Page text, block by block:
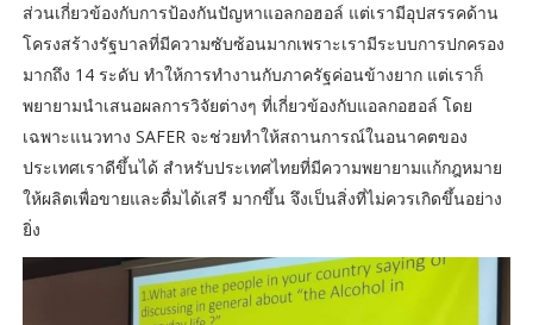
ส่วนเกี่ยวข้องกับการป้องกันปัญหาแอลกอฮอล์ แต่เรามีอุปสรรคด้าน
โครงสร้างรัฐบาลที่มีความซับซ้อนมากเพราะเรามีระบบการปกครอง
มากถึง 14 ระดับ ทำให้การทำงานกับภาครัฐค่อนข้างยาก แต่เราก็
พยายามนำเสนอผลการวิจัยต่างๆ ที่เกี่ยวข้องกับแอลกอฮอล์ โดย
เฉพาะแนวทาง SAFER จะช่วยทำให้สถานการณ์ในอนาคตของ
ประเทศเราดีขึ้นได้ สำหรับประเทศไทยที่มีความพยายามแก้กฎหมาย
ให้ผลิตเพื่อขายและดื่มได้เสรี มากขึ้น จึงเป็นสิ่งที่ไม่ควรเกิดขึ้นอย่าง
ยิ่ง